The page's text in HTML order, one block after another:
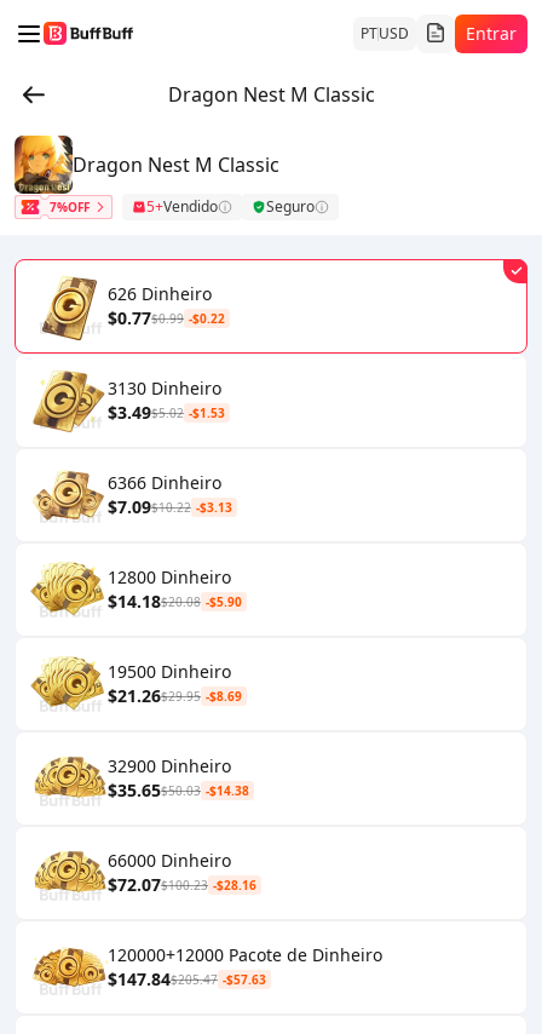
PTUSD Entrar
Dragon Nest M Classic
Dragon Nest M Classic
7%OFF 5+Vendido Seguro
626 Dinheiro
$0.77$0.99 -$0.22
3130 Dinheiro
$3.49$5.02 -$1.53
6366 Dinheiro
$7.09$10.22 -$3.13
12800 Dinheiro
$14.18$20.08 -$5.90
19500 Dinheiro
$21.26$29.95 -$8.69
32900 Dinheiro
$35.65$50.03 -$14.38
66000 Dinheiro
$72.07$100.23 -$28.16
120000+12000 Pacote de Dinheiro
$147.84$205.47 -$57.63